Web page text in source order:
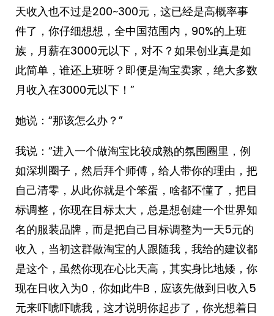
天收入也不过是200~300元，这已经是高概率事
件了，你仔细想想，全中国范围内，90%的上班
族，月薪在3000元以下，对不？如果创业真是如
此简单，谁还上班呀？即便是淘宝卖家，绝大多数
月收入在3000元以下！”
她说：“那该怎么办？”
我说：“进入一个做淘宝比较成熟的氛围圈里，例
如深圳圈子，然后拜个师傅，给人带你的理由，把
自己清零，从此你就是个笨蛋，啥都不懂了，把目
标调整，你现在目标太大，总是想创建一个世界知
名的服装品牌，而是把自己目标调整为一天5元的
收入，当初这群做淘宝的人跟随我，我给的建议都
是这个，虽然你现在心比天高，其实身比地矮，你
现在日收入为0，你如此牛B，应该先做到日收入5
元来吓唬吓唬我，这才说明你起步了，你光想着日